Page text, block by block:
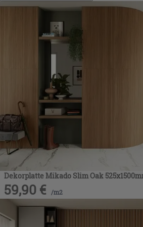
Dekorplatte Mikado Slim Oak
59,90 € /m2